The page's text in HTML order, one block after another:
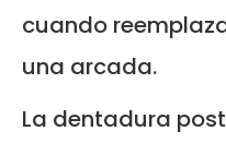
cuando
una arcada.
La dentadura